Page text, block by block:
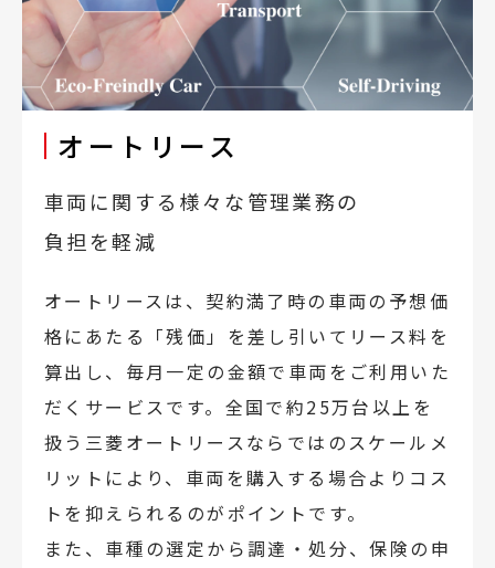
オートリース
車両に関する様々な管理業務の
負担を軽減
オートリースは、契約満了時の車両の予想価
格にあたる「残価」を差し引いてリース料を
算出し、毎月一定の金額で車両をご利用いた
だくサービスです。全国で約25万台以上を
扱う三菱オートリースならではのスケールメ
リットにより、車両を購入する場合よりコス
トを抑えられるのがポイントです。
また、車種の選定から調達・処分、保険の申